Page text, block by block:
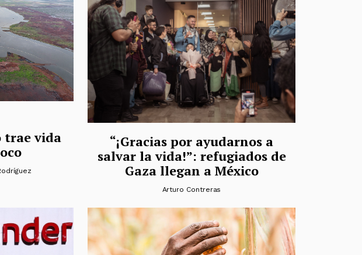
trae vida
“¡Gracias por ayudarnos a
salvar la vida!”: refugiados de
Gaza llegan a México
Arturo Contreras